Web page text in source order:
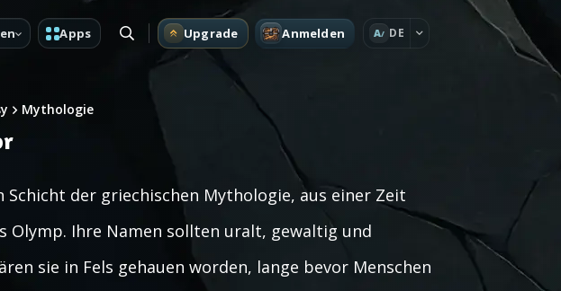
Apps Upgrade Anmelden A DE
Mythologie
der griechischen Mythologie, aus einer Zeit
Olymp. Ihre Namen sollten uralt, gewaltig und
sie in Fels gehauen worden, lange bevor Menschen